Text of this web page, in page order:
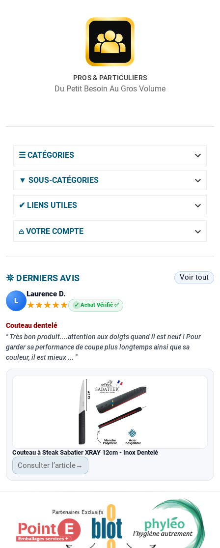
PROS & PARTICULIERS
Du Petit Besoin Au Gros Volume
☰ CATÉGORIES 
▼ SOUS-CATÉGORIES 
✔ LIENS UTILES 
𖡌 VOTRE COMPTE 
𖤓 DERNIERS AVIS Voir tout
L
Laurence D.
★★★★★
★★★★★ ✓ Achat Vérifié ✅
Couteau dentelé
Très bon produit....attention aux doigts quand il est neuf ! Pour
garder sa performance de coupe plus longtemps ainsi que sa
couleur, il est mieux ...
Couteau à Steak Sabatier XRAY 12cm - Inox Dentelé
Consulter l’article→